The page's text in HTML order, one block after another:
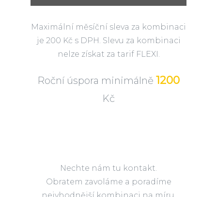
Maximální měsíční sleva za kombinaci
je 200 Kč s DPH. Slevu za kombinaci
nelze získat za tarif FLEXI.
Roční úspora minimálně 1200
Kč
Nechte nám tu kontakt.
Obratem zavoláme a poradíme